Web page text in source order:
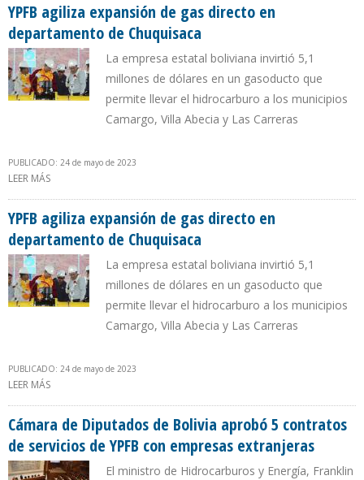
YPFB agiliza expansión de gas directo en
departamento de Chuquisaca
La empresa estatal boliviana invirtió 5,1
millones de dólares en un gasoducto que
permite llevar el hidrocarburo a los municipios
Camargo, Villa Abecia y Las Carreras
PUBLICADO: 24 de mayo de 2023
LEER MÁS
YPFB agiliza expansión de gas directo en
departamento de Chuquisaca
La empresa estatal boliviana invirtió 5,1
millones de dólares en un gasoducto que
permite llevar el hidrocarburo a los municipios
Camargo, Villa Abecia y Las Carreras
PUBLICADO: 24 de mayo de 2023
LEER MÁS
Cámara de Diputados de Bolivia aprobó 5 contratos
de servicios de YPFB con empresas extranjeras
El ministro de Hidrocarburos y Energía, Franklin